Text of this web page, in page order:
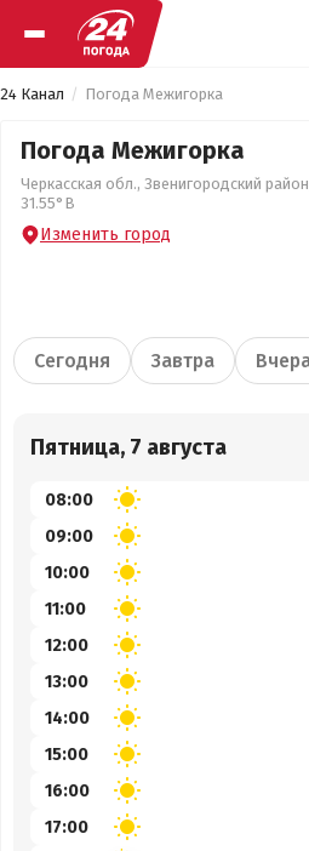
24 Канал Погода Межигорка
Погода Межигорка
Черкасская обл., Звенигородский
31.55°В
Изменить город
Сегодня Завтра
Пятница, 7 августа
08:00
09:00
10:00
11:00
12:00
13:00
14:00
15:00
16:00
17:00